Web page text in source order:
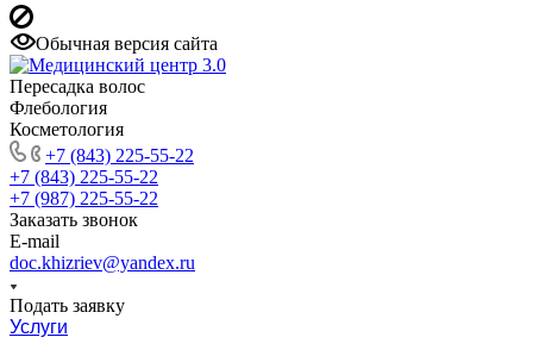
Обычная версия сайта
Пересадка волос
Флебология
Косметология
+7 (843) 225-55-22
+7 (843) 225-55-22
+7 (987) 225-55-22
Заказать звонок
E-mail
doc.khizriev@yandex.ru
Подать заявку
Услуги